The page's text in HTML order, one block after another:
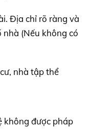
Địa chỉ rõ ràng và
nhà (Nếu không có
nhà tập thể
không được pháp